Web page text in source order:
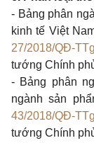
- Bảng phân
kinh tế Việt
27/2018/QĐ-TTg
tướng Chính
- Bảng phân
ngành sản
43/2018/QĐ-TTg
tướng Chính